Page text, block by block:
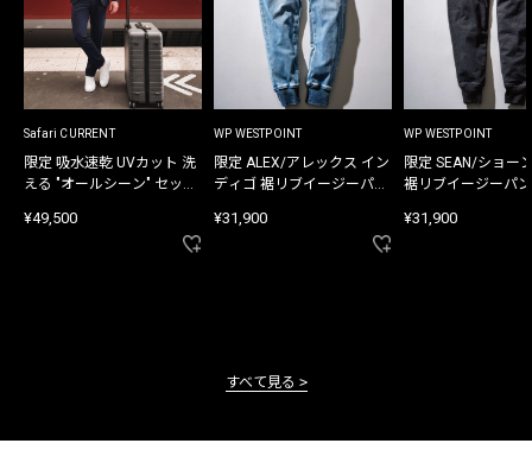
Safari CURRENT
限定 吸水速乾 UVカット 洗
える "オールシーン" セット
¥49,500
WP WESTPOINT
限定 ALEX/アレックス イン
ディゴ 裾リブイージーパン
¥31,900
WP WESTPOINT
限定 SEAN/ショー
裾リブイージーパ
¥31,900
すべて見る